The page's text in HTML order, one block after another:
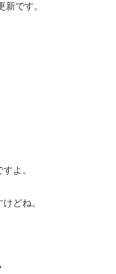
新です。
よ。
どね。